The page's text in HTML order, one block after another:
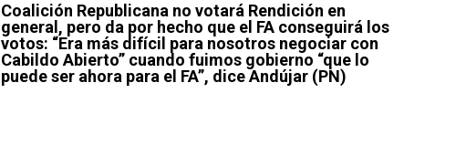
Coalición Republicana no votará Rendición en
general, pero da por hecho que el FA conseguirá los
votos: “Era más difícil para nosotros negociar con
Cabildo Abierto” cuando fuimos gobierno “que lo
puede ser ahora para el FA”, dice Andújar (PN)